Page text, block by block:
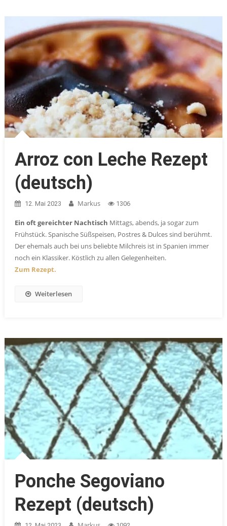
Arroz con Leche Rezept
(deutsch)
12. Mai 2023 Markus 1306
Ein oft gereichter Nachtisch Mittags, abends, ja sogar zum
Frühstück. Spanische Süßspeisen, Postres & Dulces sind berühmt.
Der ehemals auch bei uns beliebte Milchreis ist in Spanien immer
noch ein Klassiker. Köstlich zu allen Gelegenheiten.
Zum Rezept.
Weiterlesen
Ponche Segoviano
Rezept (deutsch)